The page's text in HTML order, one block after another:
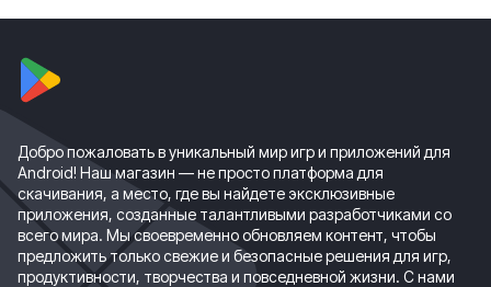
Добро пожаловать в уникальный мир игр и приложений для
Android! Наш магазин — не просто платформа для
скачивания, а место, где вы найдете эксклюзивные
приложения, созданные талантливыми разработчиками со
всего мира. Мы своевременно обновляем контент, чтобы
предложить только свежие и безопасные решения для игр,
продуктивности, творчества и повседневной жизни. С нами